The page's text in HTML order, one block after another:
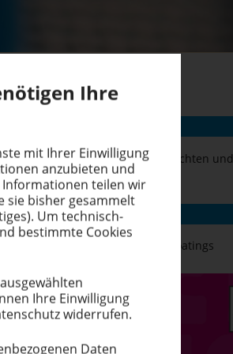
Siebdruck-Kopierschichten und
Nanotechnologie
DOWNLOAD
Mara® Shield Liquid Coatings
Ihre
mit Ihrer Einwil­ligung
anzubieten und
Infor­ma­tionen teilen wir
sie bisher gesammelt
Um technisch-
bestimmte Cookies
Ihre Einwil­ligung
widerrufen.
Daten